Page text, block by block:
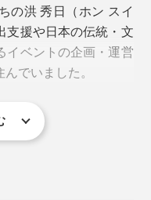
ーヒーよりもカフェイ
杯として、 仕事に集
の洪 秀日（ホン スイ
支援や日本の伝統・文
イベントの企画・運営
でいました。